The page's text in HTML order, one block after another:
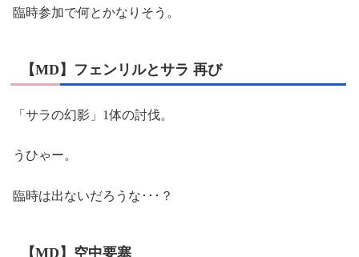
臨時参加で何とかなりそう。
【MD】フェンリルとサラ 再び
「サラの幻影」1体の討伐。
うひゃー。
臨時は出ないだろうな･･･？
【MD】空中要塞